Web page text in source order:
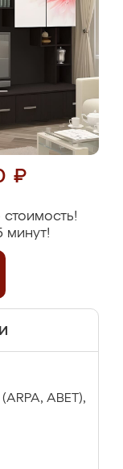
₽
минут!
ABET),